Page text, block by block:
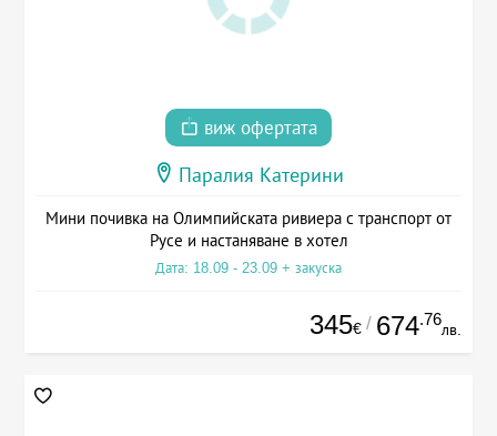
виж офертата
Паралия Катерини
Мини почивка на Олимпийската ривиера с транспорт от
Русе и настаняване в хотел
Дата: 18.09 - 23.09 + закуска
345€ / 674.76
лв.